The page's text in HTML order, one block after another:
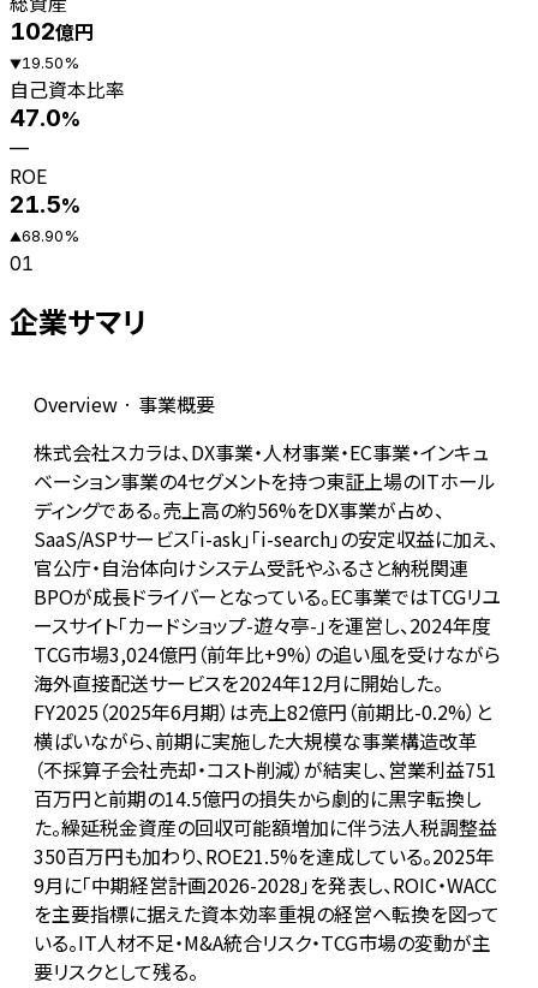
102億円
▼19.50%
自己資本比率
47.0%
—
ROE
21.5%
▲68.90%
01
企業サマリ
Overview · 事業概要
株式会社スカラは、DX事業・人材事業・EC事業・インキュ
ベーション事業の4セグメントを持つ東証上場のITホール
ディングである。売上高の約56%をDX事業が占め、
SaaS/ASPサービス「i-ask」「i-search」の安定収益に加え、
官公庁・自治体向けシステム受託やふるさと納税関連
BPOが成長ドライバーとなっている。EC事業ではTCGリユ
ースサイト「カードショップ-遊々亭-」を運営し、2024年度
TCG市場3,024億円（前年比+9%）の追い風を受けながら
海外直接配送サービスを2024年12月に開始した。
FY2025（2025年6月期）は売上82億円（前期比-0.2%）と
横ばいながら、前期に実施した大規模な事業構造改革
（不採算子会社売却・コスト削減）が結実し、営業利益751
百万円と前期の14.5億円の損失から劇的に黒字転換し
た。繰延税金資産の回収可能額増加に伴う法人税調整益
350百万円も加わり、ROE21.5%を達成している。2025年
9月に「中期経営計画2026-2028」を発表し、ROIC・WACC
を主要指標に据えた資本効率重視の経営へ転換を図って
いる。IT人材不足・M&A統合リスク・TCG市場の変動が主
要リスクとして残る。